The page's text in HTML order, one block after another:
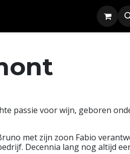
passie voor wijn, geboren
met zijn zoon Fabio
Decennia lang nog altijd